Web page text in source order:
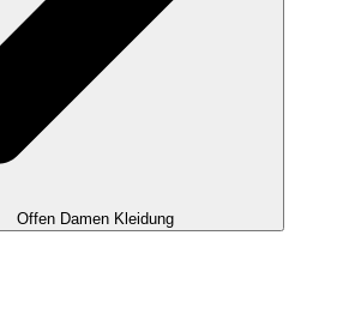
Offen Damen Kleidung